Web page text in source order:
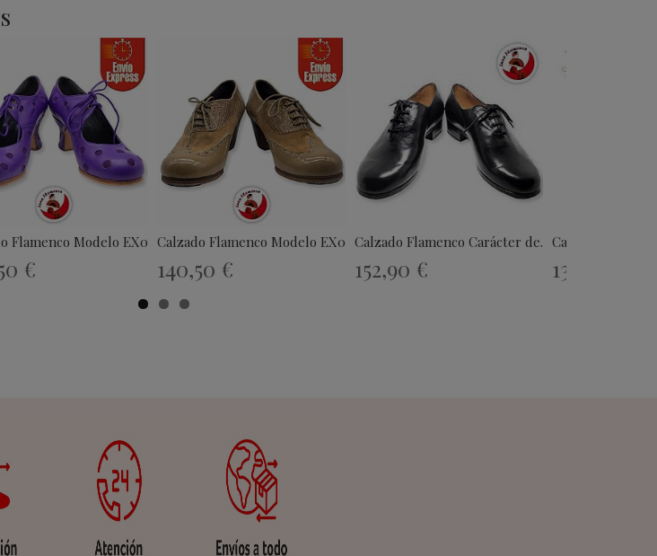
Flamenco Modelo EX048
€
Calzado Flamenco Modelo EX099
140,50 €
Calzado Flamenco Carácter de...
152,90 €
Castañuela del
133,64 €